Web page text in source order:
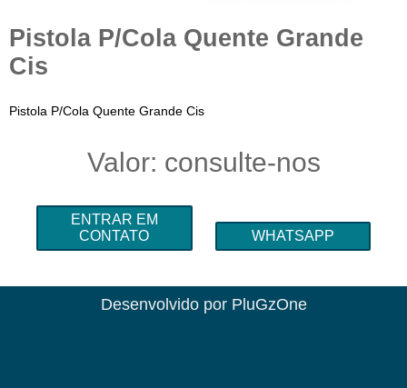
Pistola P/Cola Quente Grande
Cis
Pistola P/Cola Quente Grande Cis
Valor: consulte-nos
ENTRAR EM
CONTATO
WHATSAPP
Desenvolvido por PluGzOne